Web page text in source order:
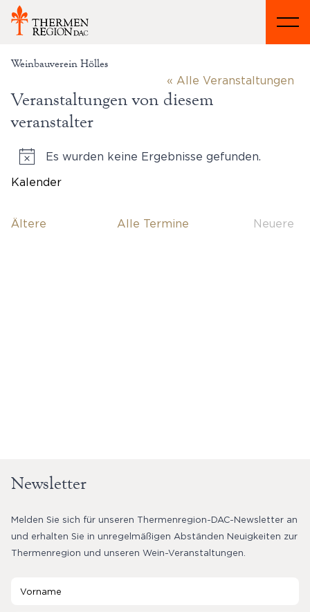
Weinbauverein Hölles
« Alle Veranstaltungen
Veranstaltungen von diesem
veranstalter
Hinweis
Es wurden keine Ergebnisse gefunden.
Kalender
Ältere VeranstaltungenAlle Termine
Neuere
Newsletter
Melden Sie sich für unseren Thermenregion-DAC-Newsletter an
und erhalten Sie in unregelmäßigen Abständen Neuigkeiten zur
Thermenregion und unseren Wein-Veranstaltungen.